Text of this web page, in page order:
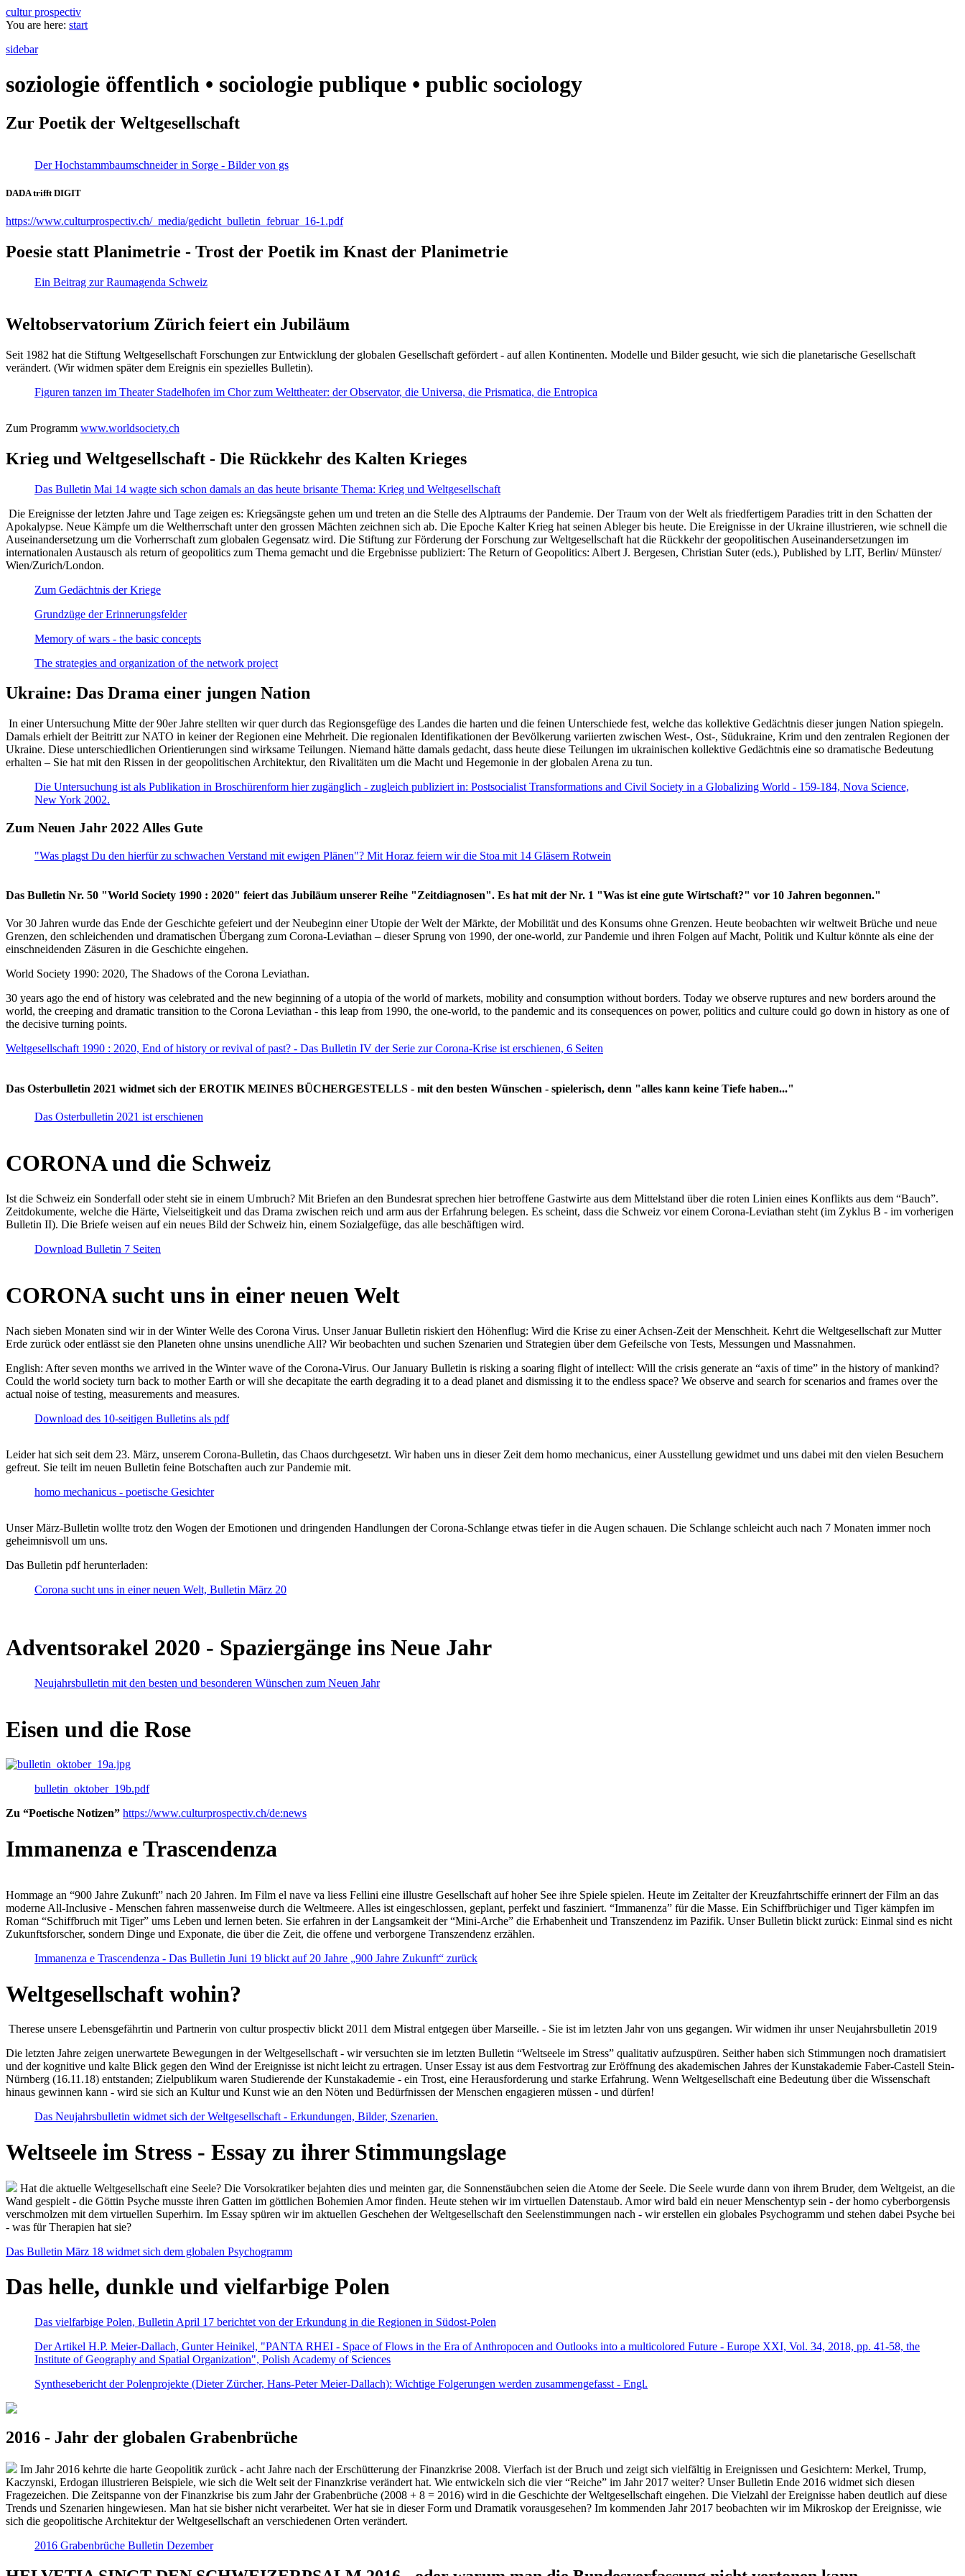
cultur prospectiv
You are here: start
sidebar
soziologie öffentlich • sociologie publique • public sociology
Zur Poetik der Weltgesellschaft
Der Hochstammbaumschneider in Sorge - Bilder von gs
DADA trifft DIGIT
https://www.culturprospectiv.ch/_media/gedicht_bulletin_februar_16-1.pdf
Poesie statt Planimetrie - Trost der Poetik im Knast der Planimetrie
Ein Beitrag zur Raumagenda Schweiz
Weltobservatorium Zürich feiert ein Jubiläum
Seit 1982 hat die Stiftung Weltgesellschaft Forschungen zur Entwicklung der globalen Gesellschaft gefördert - auf allen Kontinenten. Modelle und Bilder gesucht, wie sich die planetarische Gesellschaft
verändert. (Wir widmen später dem Ereignis ein spezielles Bulletin).
Figuren tanzen im Theater Stadelhofen im Chor zum Welttheater: der Observator, die Universa, die Prismatica, die Entropica
Zum Programm www.worldsociety.ch
Krieg und Weltgesellschaft - Die Rückkehr des Kalten Krieges
Das Bulletin Mai 14 wagte sich schon damals an das heute brisante Thema: Krieg und Weltgesellschaft
Die Ereignisse der letzten Jahre und Tage zeigen es: Kriegsängste gehen um und treten an die Stelle des Alptraums der Pandemie. Der Traum von der Welt als friedfertigem Paradies tritt in den Schatten der
Apokalypse. Neue Kämpfe um die Weltherrschaft unter den grossen Mächten zeichnen sich ab. Die Epoche Kalter Krieg hat seinen Ableger bis heute. Die Ereignisse in der Ukraine illustrieren, wie schnell die
Auseinandersetzung um die Vorherrschaft zum globalen Gegensatz wird. Die Stiftung zur Förderung der Forschung zur Weltgesellschaft hat die Rückkehr der geopolitischen Auseinandersetzungen im
internationalen Austausch als return of geopolitics zum Thema gemacht und die Ergebnisse publiziert: The Return of Geopolitics: Albert J. Bergesen, Christian Suter (eds.), Published by LIT, Berlin/ Münster/
Wien/Zurich/London.
Zum Gedächtnis der Kriege
Grundzüge der Erinnerungsfelder
Memory of wars - the basic concepts
The strategies and organization of the network project
Ukraine: Das Drama einer jungen Nation
In einer Untersuchung Mitte der 90er Jahre stellten wir quer durch das Regionsgefüge des Landes die harten und die feinen Unterschiede fest, welche das kollektive Gedächtnis dieser jungen Nation spiegeln.
Damals erhielt der Beitritt zur NATO in keiner der Regionen eine Mehrheit. Die regionalen Identifikationen der Bevölkerung variierten zwischen West-, Ost-, Südukraine, Krim und den zentralen Regionen der
Ukraine. Diese unterschiedlichen Orientierungen sind wirksame Teilungen. Niemand hätte damals gedacht, dass heute diese Teilungen im ukrainischen kollektive Gedächtnis eine so dramatische Bedeutung
erhalten – Sie hat mit den Rissen in der geopolitischen Architektur, den Rivalitäten um die Macht und Hegemonie in der globalen Arena zu tun.
Die Untersuchung ist als Publikation in Broschürenform hier zugänglich - zugleich publiziert in: Postsocialist Transformations and Civil Society in a Globalizing World - 159-184, Nova Science,
New York 2002.
Zum Neuen Jahr 2022 Alles Gute
"Was plagst Du den hierfür zu schwachen Verstand mit ewigen Plänen"? Mit Horaz feiern wir die Stoa mit 14 Gläsern Rotwein
Das Bulletin Nr. 50 "World Society 1990 : 2020" feiert das Jubiläum unserer Reihe "Zeitdiagnosen". Es hat mit der Nr. 1 "Was ist eine gute Wirtschaft?" vor 10 Jahren begonnen."
Vor 30 Jahren wurde das Ende der Geschichte gefeiert und der Neubeginn einer Utopie der Welt der Märkte, der Mobilität und des Konsums ohne Grenzen. Heute beobachten wir weltweit Brüche und neue
Grenzen, den schleichenden und dramatischen Übergang zum Corona-Leviathan – dieser Sprung von 1990, der one-world, zur Pandemie und ihren Folgen auf Macht, Politik und Kultur könnte als eine der
einschneidenden Zäsuren in die Geschichte eingehen.
World Society 1990: 2020, The Shadows of the Corona Leviathan.
30 years ago the end of history was celebrated and the new beginning of a utopia of the world of markets, mobility and consumption without borders. Today we observe ruptures and new borders around the
world, the creeping and dramatic transition to the Corona Leviathan - this leap from 1990, the one-world, to the pandemic and its consequences on power, politics and culture could go down in history as one of
the decisive turning points.
Weltgesellschaft 1990 : 2020, End of history or revival of past? - Das Bulletin IV der Serie zur Corona-Krise ist erschienen, 6 Seiten
Das Osterbulletin 2021 widmet sich der EROTIK MEINES BÜCHERGESTELLS - mit den besten Wünschen - spielerisch, denn "alles kann keine Tiefe haben..."
Das Osterbulletin 2021 ist erschienen
CORONA und die Schweiz
Ist die Schweiz ein Sonderfall oder steht sie in einem Umbruch? Mit Briefen an den Bundesrat sprechen hier betroffene Gastwirte aus dem Mittelstand über die roten Linien eines Konflikts aus dem “Bauch”.
Zeitdokumente, welche die Härte, Vielseitigkeit und das Drama zwischen reich und arm aus der Erfahrung belegen. Es scheint, dass die Schweiz vor einem Corona-Leviathan steht (im Zyklus B - im vorherigen
Bulletin II). Die Briefe weisen auf ein neues Bild der Schweiz hin, einem Sozialgefüge, das alle beschäftigen wird.
Download Bulletin 7 Seiten
CORONA sucht uns in einer neuen Welt
Nach sieben Monaten sind wir in der Winter Welle des Corona Virus. Unser Januar Bulletin riskiert den Höhenflug: Wird die Krise zu einer Achsen-Zeit der Menschheit. Kehrt die Weltgesellschaft zur Mutter
Erde zurück oder entlässt sie den Planeten ohne unsins unendliche All? Wir beobachten und suchen Szenarien und Strategien über dem Gefeilsche von Tests, Messungen und Massnahmen.
English: After seven months we arrived in the Winter wave of the Corona-Virus. Our January Bulletin is risking a soaring flight of intellect: Will the crisis generate an “axis of time” in the history of mankind?
Could the world society turn back to mother Earth or will she decapitate the earth degrading it to a dead planet and dismissing it to the endless space? We observe and search for scenarios and frames over the
actual noise of testing, measurements and measures.
Download des 10-seitigen Bulletins als pdf
Leider hat sich seit dem 23. März, unserem Corona-Bulletin, das Chaos durchgesetzt. Wir haben uns in dieser Zeit dem homo mechanicus, einer Ausstellung gewidmet und uns dabei mit den vielen Besuchern
gefreut. Sie teilt im neuen Bulletin feine Botschaften auch zur Pandemie mit.
homo mechanicus - poetische Gesichter
Unser März-Bulletin wollte trotz den Wogen der Emotionen und dringenden Handlungen der Corona-Schlange etwas tiefer in die Augen schauen. Die Schlange schleicht auch nach 7 Monaten immer noch
geheimnisvoll um uns.
Das Bulletin pdf herunterladen:
Corona sucht uns in einer neuen Welt, Bulletin März 20
Adventsorakel 2020 - Spaziergänge ins Neue Jahr
Neujahrsbulletin mit den besten und besonderen Wünschen zum Neuen Jahr
Eisen und die Rose
bulletin_oktober_19b.pdf
Zu “Poetische Notizen” https://www.culturprospectiv.ch/de:news
Immanenza e Trascendenza
Hommage an “900 Jahre Zukunft” nach 20 Jahren. Im Film el nave va liess Fellini eine illustre Gesellschaft auf hoher See ihre Spiele spielen. Heute im Zeitalter der Kreuzfahrtschiffe erinnert der Film an das
moderne All-Inclusive - Menschen fahren massenweise durch die Weltmeere. Alles ist eingeschlossen, geplant, perfekt und fasziniert. “Immanenza” für die Masse. Ein Schiffbrüchiger und Tiger kämpfen im
Roman “Schiffbruch mit Tiger” ums Leben und lernen beten. Sie erfahren in der Langsamkeit der “Mini-Arche” die Erhabenheit und Transzendenz im Pazifik. Unser Bulletin blickt zurück: Einmal sind es nicht
Zukunftsforscher, sondern Dinge und Exponate, die über die Zeit, die offene und verborgene Transzendenz erzählen.
Immanenza e Trascendenza - Das Bulletin Juni 19 blickt auf 20 Jahre „900 Jahre Zukunft“ zurück
Weltgesellschaft wohin?
Therese unsere Lebensgefährtin und Partnerin von cultur prospectiv blickt 2011 dem Mistral entgegen über Marseille. - Sie ist im letzten Jahr von uns gegangen. Wir widmen ihr unser Neujahrsbulletin 2019
Die letzten Jahre zeigen unerwartete Bewegungen in der Weltgesellschaft - wir versuchten sie im letzten Bulletin “Weltseele im Stress” qualitativ aufzuspüren. Seither haben sich Stimmungen noch dramatisiert
und der kognitive und kalte Blick gegen den Wind der Ereignisse ist nicht leicht zu ertragen. Unser Essay ist aus dem Festvortrag zur Eröffnung des akademischen Jahres der Kunstakademie Faber-Castell Stein-
Nürnberg (16.11.18) entstanden; Zielpublikum waren Studierende der Kunstakademie - ein Trost, eine Herausforderung und starke Erfahrung. Wenn Weltgesellschaft eine Bedeutung über die Wissenschaft
hinaus gewinnen kann - wird sie sich an Kultur und Kunst wie an den Nöten und Bedürfnissen der Menschen engagieren müssen - und dürfen!
Das Neujahrsbulletin widmet sich der Weltgesellschaft - Erkundungen, Bilder, Szenarien.
Weltseele im Stress - Essay zu ihrer Stimmungslage
Hat die aktuelle Weltgesellschaft eine Seele? Die Vorsokratiker bejahten dies und meinten gar, die Sonnenstäubchen seien die Atome der Seele. Die Seele wurde dann von ihrem Bruder, dem Weltgeist, an die
Wand gespielt - die Göttin Psyche musste ihren Gatten im göttlichen Bohemien Amor finden. Heute stehen wir im virtuellen Datenstaub. Amor wird bald ein neuer Menschentyp sein - der homo cyberborgensis
verschmolzen mit dem virtuellen Superhirn. Im Essay spüren wir im aktuellen Geschehen der Weltgesellschaft den Seelenstimmungen nach - wir erstellen ein globales Psychogramm und stehen dabei Psyche bei
- was für Therapien hat sie?
Das Bulletin März 18 widmet sich dem globalen Psychogramm
Das helle, dunkle und vielfarbige Polen
Das vielfarbige Polen, Bulletin April 17 berichtet von der Erkundung in die Regionen in Südost-Polen
Der Artikel H.P. Meier-Dallach, Gunter Heinikel, "PANTA RHEI - Space of Flows in the Era of Anthropocen and Outlooks into a multicolored Future - Europe XXI, Vol. 34, 2018, pp. 41-58, the
Institute of Geography and Spatial Organization", Polish Academy of Sciences
Synthesebericht der Polenprojekte (Dieter Zürcher, Hans-Peter Meier-Dallach): Wichtige Folgerungen werden zusammengefasst - Engl.
2016 - Jahr der globalen Grabenbrüche
Im Jahr 2016 kehrte die harte Geopolitik zurück - acht Jahre nach der Erschütterung der Finanzkrise 2008. Vierfach ist der Bruch und zeigt sich vielfältig in Ereignissen und Gesichtern: Merkel, Trump,
Kaczynski, Erdogan illustrieren Beispiele, wie sich die Welt seit der Finanzkrise verändert hat. Wie entwickeln sich die vier “Reiche” im Jahr 2017 weiter? Unser Bulletin Ende 2016 widmet sich diesen
Fragezeichen. Die Zeitspanne von der Finanzkrise bis zum Jahr der Grabenbrüche (2008 + 8 = 2016) wird in die Geschichte der Weltgesellschaft eingehen. Die Vielzahl der Ereignisse haben deutlich auf diese
Trends und Szenarien hingewiesen. Man hat sie bisher nicht verarbeitet. Wer hat sie in dieser Form und Dramatik vorausgesehen? Im kommenden Jahr 2017 beobachten wir im Mikroskop der Ereignisse, wie
sich die geopolitische Architektur der Weltgesellschaft an verschiedenen Orten verändert.
2016 Grabenbrüche Bulletin Dezember